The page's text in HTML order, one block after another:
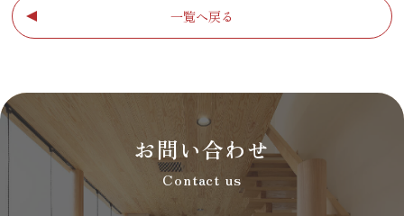
一覧へ戻る
お問い合わせ
Contact us